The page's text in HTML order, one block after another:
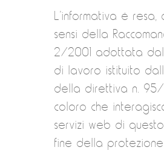
L’informativa è resa,
sensi della
2/2001 adottata dal
di lavoro istituito
della direttiva n. 95/
coloro che
servizi web di
fine della